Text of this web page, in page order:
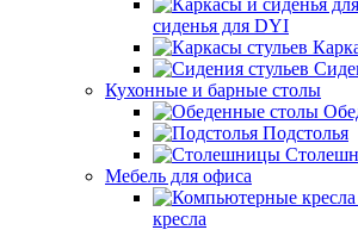
сиденья для DYI
Кухонные и барные столы
Подстолья
Мебель для офиса
кресла